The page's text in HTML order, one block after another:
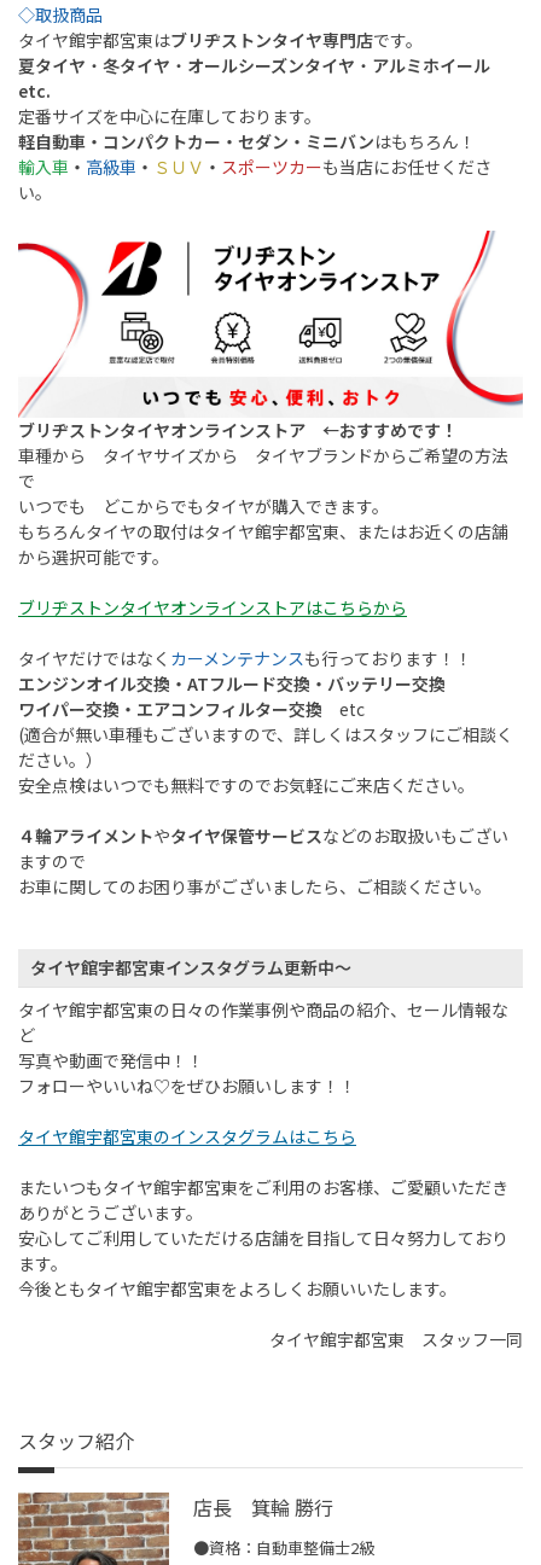
◇取扱商品
タイヤ館宇都宮東はブリヂストンタイヤ専門店です。
夏タイヤ ・ 冬タイヤ ・ オールシーズンタイヤ ・ アルミホイール
etc.
定番サイズを中心に在庫しております。
軽自動車・コンパクトカー・セダン・ミニバンはもちろん！
輸入車 ・ 高級車 ・ ＳＵＶ ・ スポーツカーも当店にお任せくださ
い。
ブリヂストンタイヤオンラインストア ←おすすめです！
車種から タイヤサイズから タイヤブランドからご希望の方法
で
いつでも どこからでもタイヤが購入できます。
もちろんタイヤの取付はタイヤ館宇都宮東、またはお近くの店舗
から選択可能です。
ブリヂストンタイヤオンラインストアはこちらから
タイヤだけではなく カーメンテナンスも行っております！！
エンジンオイル交換・ATフルード交換・バッテリー交換
ワイパー交換・エアコンフィルター交換 etc
(適合が無い車種もございますので、詳しくはスタッフにご相談く
ださい。）
安全点検はいつでも無料ですのでお気軽にご来店ください。
４輪アライメントやタイヤ保管サービスなどのお取扱いもござい
ますので
お車に関してのお困り事がございましたら、ご相談ください。
タイヤ館宇都宮東インスタグラム更新中～
タイヤ館宇都宮東の日々の作業事例や商品の紹介、セール情報な
ど
写真や動画で発信中！！
フォローやいいね♡をぜひお願いします！！
タイヤ館宇都宮東のインスタグラムはこちら
またいつもタイヤ館宇都宮東をご利用のお客様、ご愛顧いただき
ありがとうございます。
安心してご利用していただける店舗を目指して日々努力しており
ます。
今後ともタイヤ館宇都宮東をよろしくお願いいたします。
タイヤ館宇都宮東 スタッフ一同
スタッフ紹介
店長 箕輪 勝行
●資格：自動車整備士2級